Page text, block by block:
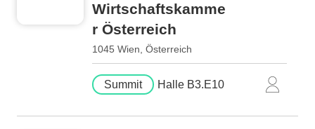
Wirtschaftskamme
r Österreich
1045 Wien, Österreich
Summit Halle B3.E10